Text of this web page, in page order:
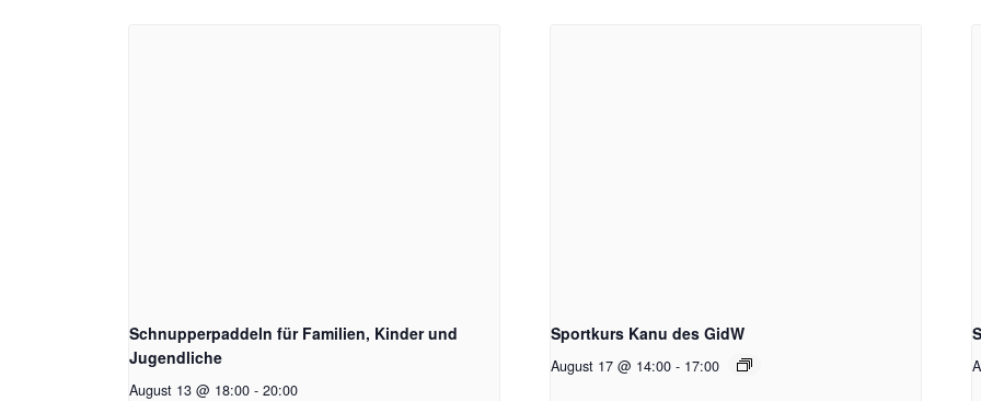
Schnupperpaddeln für Familien, Kinder und
Jugendliche
August 13 @ 18:00 - 20:00
Sportkurs Kanu des GidW
August 17 @ 14:00 - 17:00